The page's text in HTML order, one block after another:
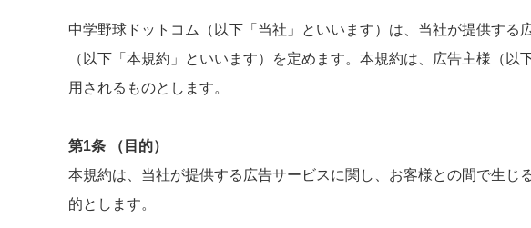
中学野球ドットコム（以下「当社」といいます）は、当社が提供する
（以下「本規約」といいます）を定めます。本規約は、広告主様（
用されるものとします。
第1条 （目的）
本規約は、当社が提供する広告サービスに関し、お客様との間で生じ
的とします。